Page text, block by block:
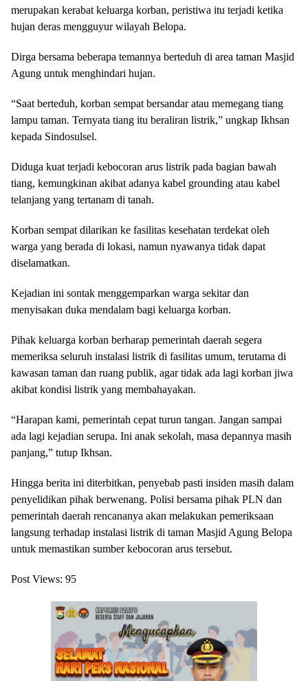
merupakan kerabat keluarga korban, peristiwa itu terjadi ketika
hujan deras mengguyur wilayah Belopa.
Dirga bersama beberapa temannya berteduh di area taman Masjid
Agung untuk menghindari hujan.
“Saat berteduh, korban sempat bersandar atau memegang tiang
lampu taman. Ternyata tiang itu beraliran listrik,” ungkap Ikhsan
kepada Sindosulsel.
Diduga kuat terjadi kebocoran arus listrik pada bagian bawah
tiang, kemungkinan akibat adanya kabel grounding atau kabel
telanjang yang tertanam di tanah.
Korban sempat dilarikan ke fasilitas kesehatan terdekat oleh
warga yang berada di lokasi, namun nyawanya tidak dapat
diselamatkan.
Kejadian ini sontak menggemparkan warga sekitar dan
menyisakan duka mendalam bagi keluarga korban.
Pihak keluarga korban berharap pemerintah daerah segera
memeriksa seluruh instalasi listrik di fasilitas umum, terutama di
kawasan taman dan ruang publik, agar tidak ada lagi korban jiwa
akibat kondisi listrik yang membahayakan.
“Harapan kami, pemerintah cepat turun tangan. Jangan sampai
ada lagi kejadian serupa. Ini anak sekolah, masa depannya masih
panjang,” tutup Ikhsan.
Hingga berita ini diterbitkan, penyebab pasti insiden masih dalam
penyelidikan pihak berwenang. Polisi bersama pihak PLN dan
pemerintah daerah rencananya akan melakukan pemeriksaan
langsung terhadap instalasi listrik di taman Masjid Agung Belopa
untuk memastikan sumber kebocoran arus tersebut.
Post Views: 95